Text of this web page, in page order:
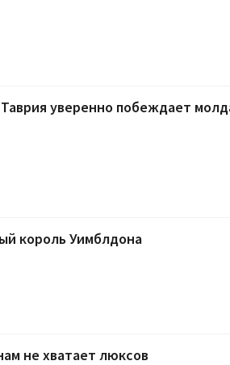
уверенно побеждает
король Уимблдона
не хватает люксов